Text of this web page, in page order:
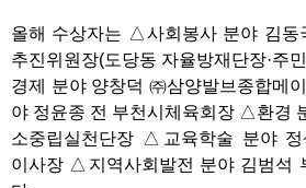
올해 수상자는 △사회봉사 분야 김동
추진위원장(도당동 자율방재단장·주
경제 분야 양창덕 ㈜삼양발브종합메
야 정윤종 전 부천시체육회장 △환경
소중립실천단장 △교육학술 분야 정
이사장 △지역사회발전 분야 김범석